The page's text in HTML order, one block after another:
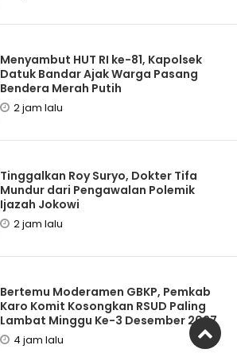
Menyambut HUT RI ke-81, Kapolsek
Datuk Bandar Ajak Warga Pasang
Bendera Merah Putih
2 jam lalu
Tinggalkan Roy Suryo, Dokter Tifa
Mundur dari Pengawalan Polemik
Ijazah Jokowi
2 jam lalu
Bertemu Moderamen GBKP, Pemkab
Karo Komit Kosongkan RSUD Paling
Lambat Minggu Ke-3 Desember 2027
4 jam lalu